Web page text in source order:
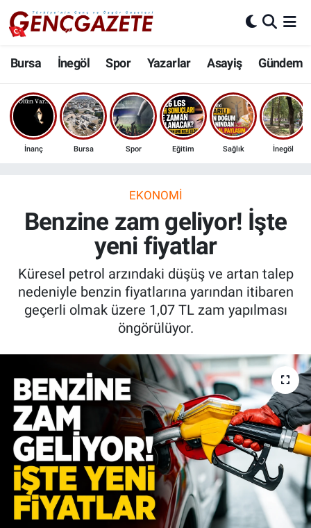
Bursa İnegöl Spor Yazarlar Asayiş Gündem
İnanç Bursa Spor Eğitim Sağlık İnegöl
EKONOMI
Benzine zam geliyor! İşte
yeni fiyatlar
Küresel petrol arzındaki düşüş ve artan talep
nedeniyle benzin fiyatlarına yarından itibaren
geçerli olmak üzere 1,07 TL zam yapılması
öngörülüyor.
Bursa
İnegöl
3.SAYFA
Ekonomi
Güncel
İnanç
Kültür & Sanat
Sağlık
Siyaset
Teknoloji
Yazarlar
Nöbetçi Eczaneler
Hava Durumu
Trafik Durumu
Son Dakika Haberleri
Haber Arşivi